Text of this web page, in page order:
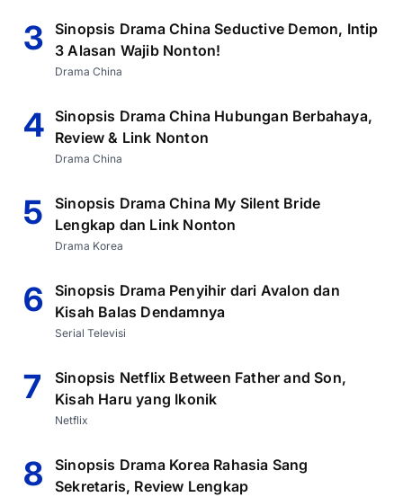
3
Sinopsis Drama China Seductive Demon, Intip
3 Alasan Wajib Nonton!
Drama China
4 Sinopsis Drama China Hubungan Berbahaya,
Review & Link Nonton
Drama China
5
Sinopsis Drama China My Silent Bride
Lengkap dan Link Nonton
Drama Korea
6
Sinopsis Drama Penyihir dari Avalon dan
Kisah Balas Dendamnya
Serial Televisi
7
Sinopsis Netflix Between Father and Son,
Kisah Haru yang Ikonik
Netflix
8
Sinopsis Drama Korea Rahasia Sang
Sekretaris, Review Lengkap